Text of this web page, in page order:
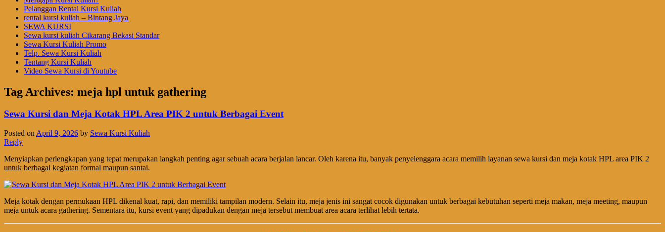
Pelanggan Rental Kursi Kuliah
rental kursi kuliah – Bintang Jaya
SEWA KURSI
Sewa kursi kuliah Cikarang Bekasi Standar
Sewa Kursi Kuliah Promo
Telp. Sewa Kursi Kuliah
Tentang Kursi Kuliah
Video Sewa Kursi di Youtube
Tag Archives: meja hpl untuk gathering
Sewa Kursi dan Meja Kotak HPL Area PIK 2 untuk Berbagai Event
Posted on April 9, 2026 by Sewa Kursi Kuliah
Reply
Menyiapkan perlengkapan yang tepat merupakan langkah penting agar sebuah acara berjalan lancar. Oleh karena itu, banyak penyelenggara acara memilih layanan sewa kursi dan meja kotak HPL area PIK 2
untuk berbagai kegiatan formal maupun santai.
Meja kotak dengan permukaan HPL dikenal kuat, rapi, dan memiliki tampilan modern. Selain itu, meja jenis ini sangat cocok digunakan untuk berbagai kebutuhan seperti meja makan, meja meeting, maupun
meja untuk acara gathering. Sementara itu, kursi event yang dipadukan dengan meja tersebut membuat area acara terlihat lebih tertata.